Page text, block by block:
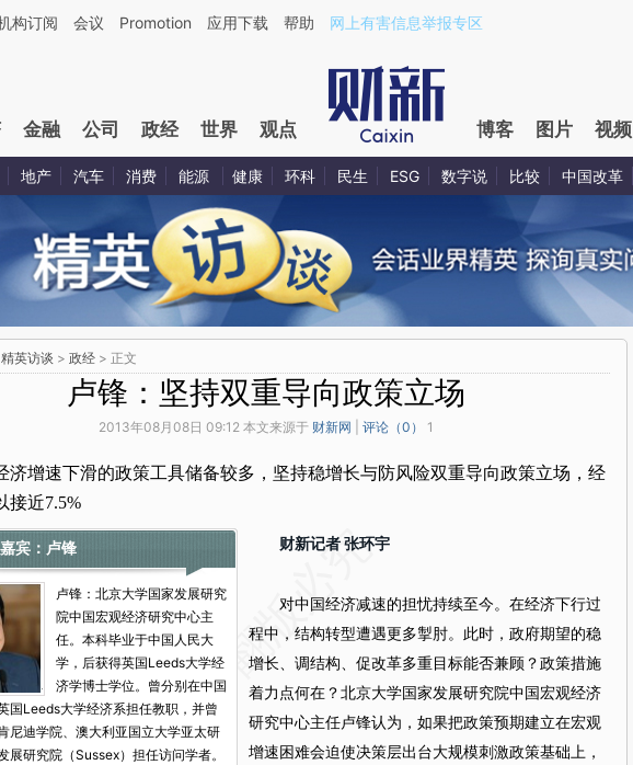
构订阅 会议 Promotion 应用下载 帮助 网上有害信息举报专区
金融 公司 政经 世界 观点 博客 图片 视频
地产 汽车 消费 能源 健康 环科 民生 ESG 数字说 比较 中国改革
精英访谈 > 政经 > 正文
卢锋：坚持双重导向政策立场
2013年08月08日 09:12 本文来源于 财新网 评论（0 ） 1
济增速下滑的政策工具储备较多，坚持稳增长与防风险双重导向政策立场，经
接近7.5%
宾：卢锋
卢锋：北京大学国家发展研究
院中国宏观经济研究中心主
任。本科毕业于中国人民大
学，后获得英国Leeds大学经
济学博士学位。曾分别在中国
国Leeds大学经济系担任教职，并曾
尼迪学院、澳大利亚国立大学亚太研
展研究院（Sussex）担任访问学者。
财新记者 张环宇
对中国经济减速的担忧持续至今。在经济下行过
程中，结构转型遭遇更多掣肘。此时，政府期望的稳
增长、调结构、促改革多重目标能否兼顾？政策措施
着力点何在？北京大学国家发展研究院中国宏观经济
研究中心主任卢锋认为，如果把政策预期建立在宏观
增速困难会迫使决策层出台大规模刺激政策基础上，